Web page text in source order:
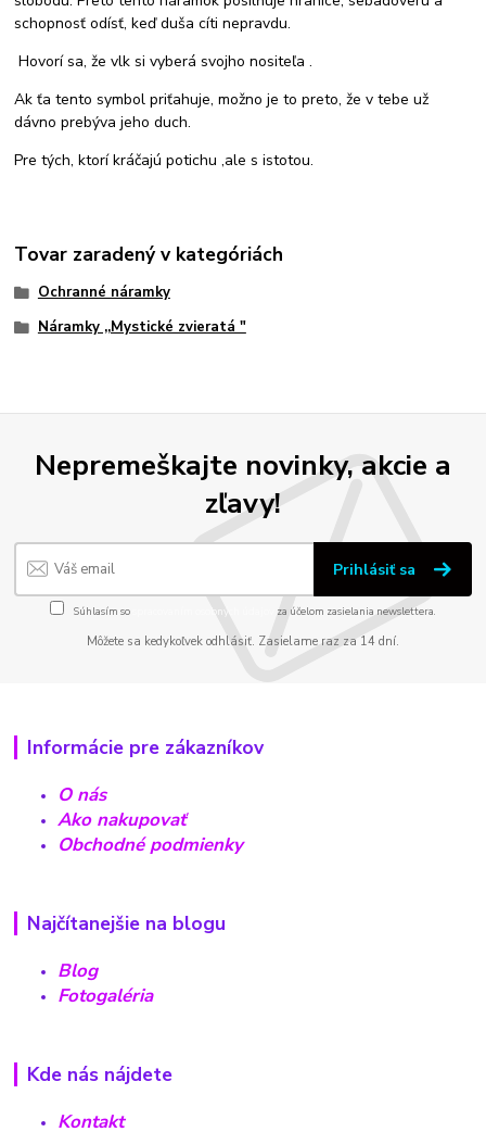
schopnosť odísť, keď duša cíti nepravdu.
Hovorí sa, že vlk si vyberá svojho nositeľa .
Ak ťa tento symbol priťahuje, možno je to preto, že v tebe už
dávno prebýva jeho duch.
Pre tých, ktorí kráčajú potichu ,ale s istotou.
Tovar zaradený v kategóriách
Ochranné náramky
Náramky ,,Mystické zvieratá "
Nepremeškajte novinky, akcie a
zľavy!
Prihlásiť sa
Súhlasím so spracovaním osobných údajov za účelom zasielania newslettera.
Môžete sa kedykoľvek odhlásiť. Zasielame raz za 14 dní.
Informácie pre zákazníkov
O nás
Ako nakupovať
Obchodné podmienky
Najčítanejšie na blogu
Blog
Fotogaléria
Kde nás nájdete
Kontakt